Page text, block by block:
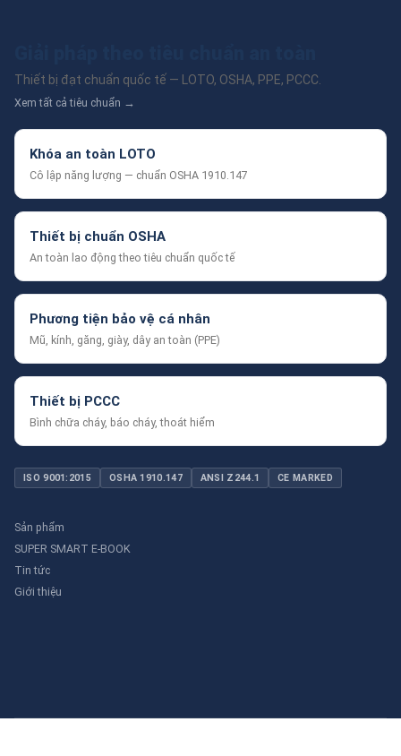
Thiết bị đạt chuẩn quốc tế — LOTO, OSHA, PPE, PCCC.
Xem tất cả tiêu chuẩn →
Khóa an toàn LOTO
Cô lập năng lượng — chuẩn OSHA 1910.147
Thiết bị chuẩn OSHA
An toàn lao động theo tiêu chuẩn quốc tế
Phương tiện bảo vệ cá nhân
Mũ, kính, găng, giày, dây an toàn (PPE)
Thiết bị PCCC
Bình chữa cháy, báo cháy, thoát hiểm
ISO 9001:2015 OSHA 1910.147 ANSI Z244.1 CE MARKED
Sản phẩm
SUPER SMART E-BOOK
Tin tức
Giới thiệu